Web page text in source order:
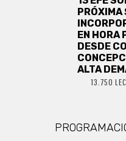
PRÓXIMA
EN HORA
DESDE
ALTA
13.750